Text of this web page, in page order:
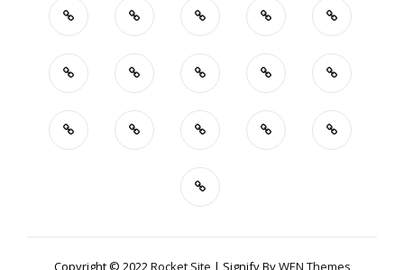
Copyright © 2022 Rocket Site | Signify ByWEN Themes